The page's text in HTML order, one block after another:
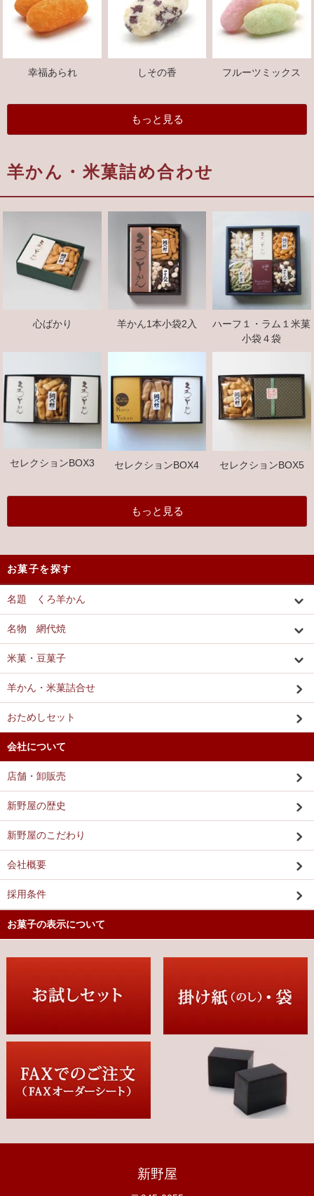
幸福あられ しその香 フルーツミックス
もっと見る
羊かん・米菓詰め合わせ
心ばかり 羊かん1本小袋2入
ハーフ１・ラム１米菓
小袋４袋
セレクションBOX3 セレクションBOX4 セレクションBOX5
もっと見る
お菓子を探す
名題 くろ羊かん
名物 網代焼
米菓・豆菓子
羊かん・米菓詰合せ
おためしセット
会社について
店舗・卸販売
新野屋の歴史
新野屋のこだわり
会社概要
採用条件
お菓子の表示について
新野屋